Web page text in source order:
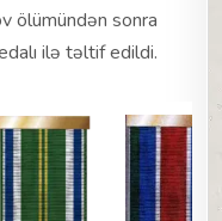
ölümündən sonra
ilə təltif edildi.